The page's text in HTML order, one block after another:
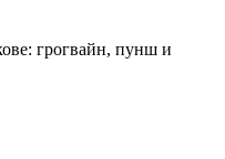
грогвайн, пунш и